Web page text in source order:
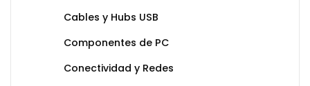
Cables y Hubs USB
Componentes de PC
Conectividad y Redes